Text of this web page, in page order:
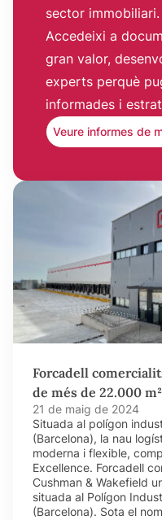
sector immobiliari.
Accedeixi a
gran valor,
experts perquè
informades i
Veure informes de
Forcadell
de més de 22.000
21 de maig de 2024
Situada al polígon
(Barcelona), la nau
moderna i flexible,
Excellence. Forcadell
Cushman & Wakefield
situada al Polígon
(Barcelona). Sota el